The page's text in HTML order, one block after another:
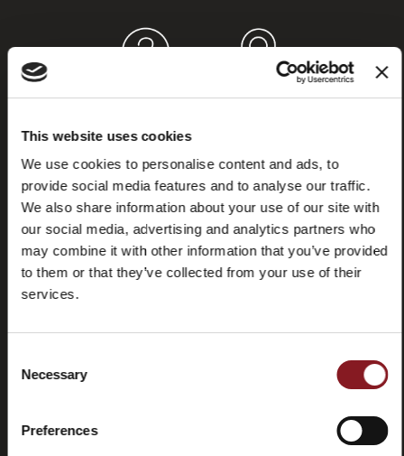
This website uses cookies
We use cookies to personalise content and ads, to
provide social media features and to analyse our traffic.
We also share information about your use of our site with
our social media, advertising and analytics partners who
may combine it with other information that you’ve provided
to them or that they’ve collected from your use of their
services.
Selection
Necessary
Preferences
Häufig
Fragen
Store